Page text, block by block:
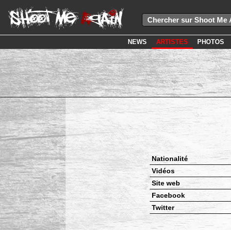
NEWS ARTISTES PHOTOS
Nationalité
Vidéos
Site web
Facebook
Twitter